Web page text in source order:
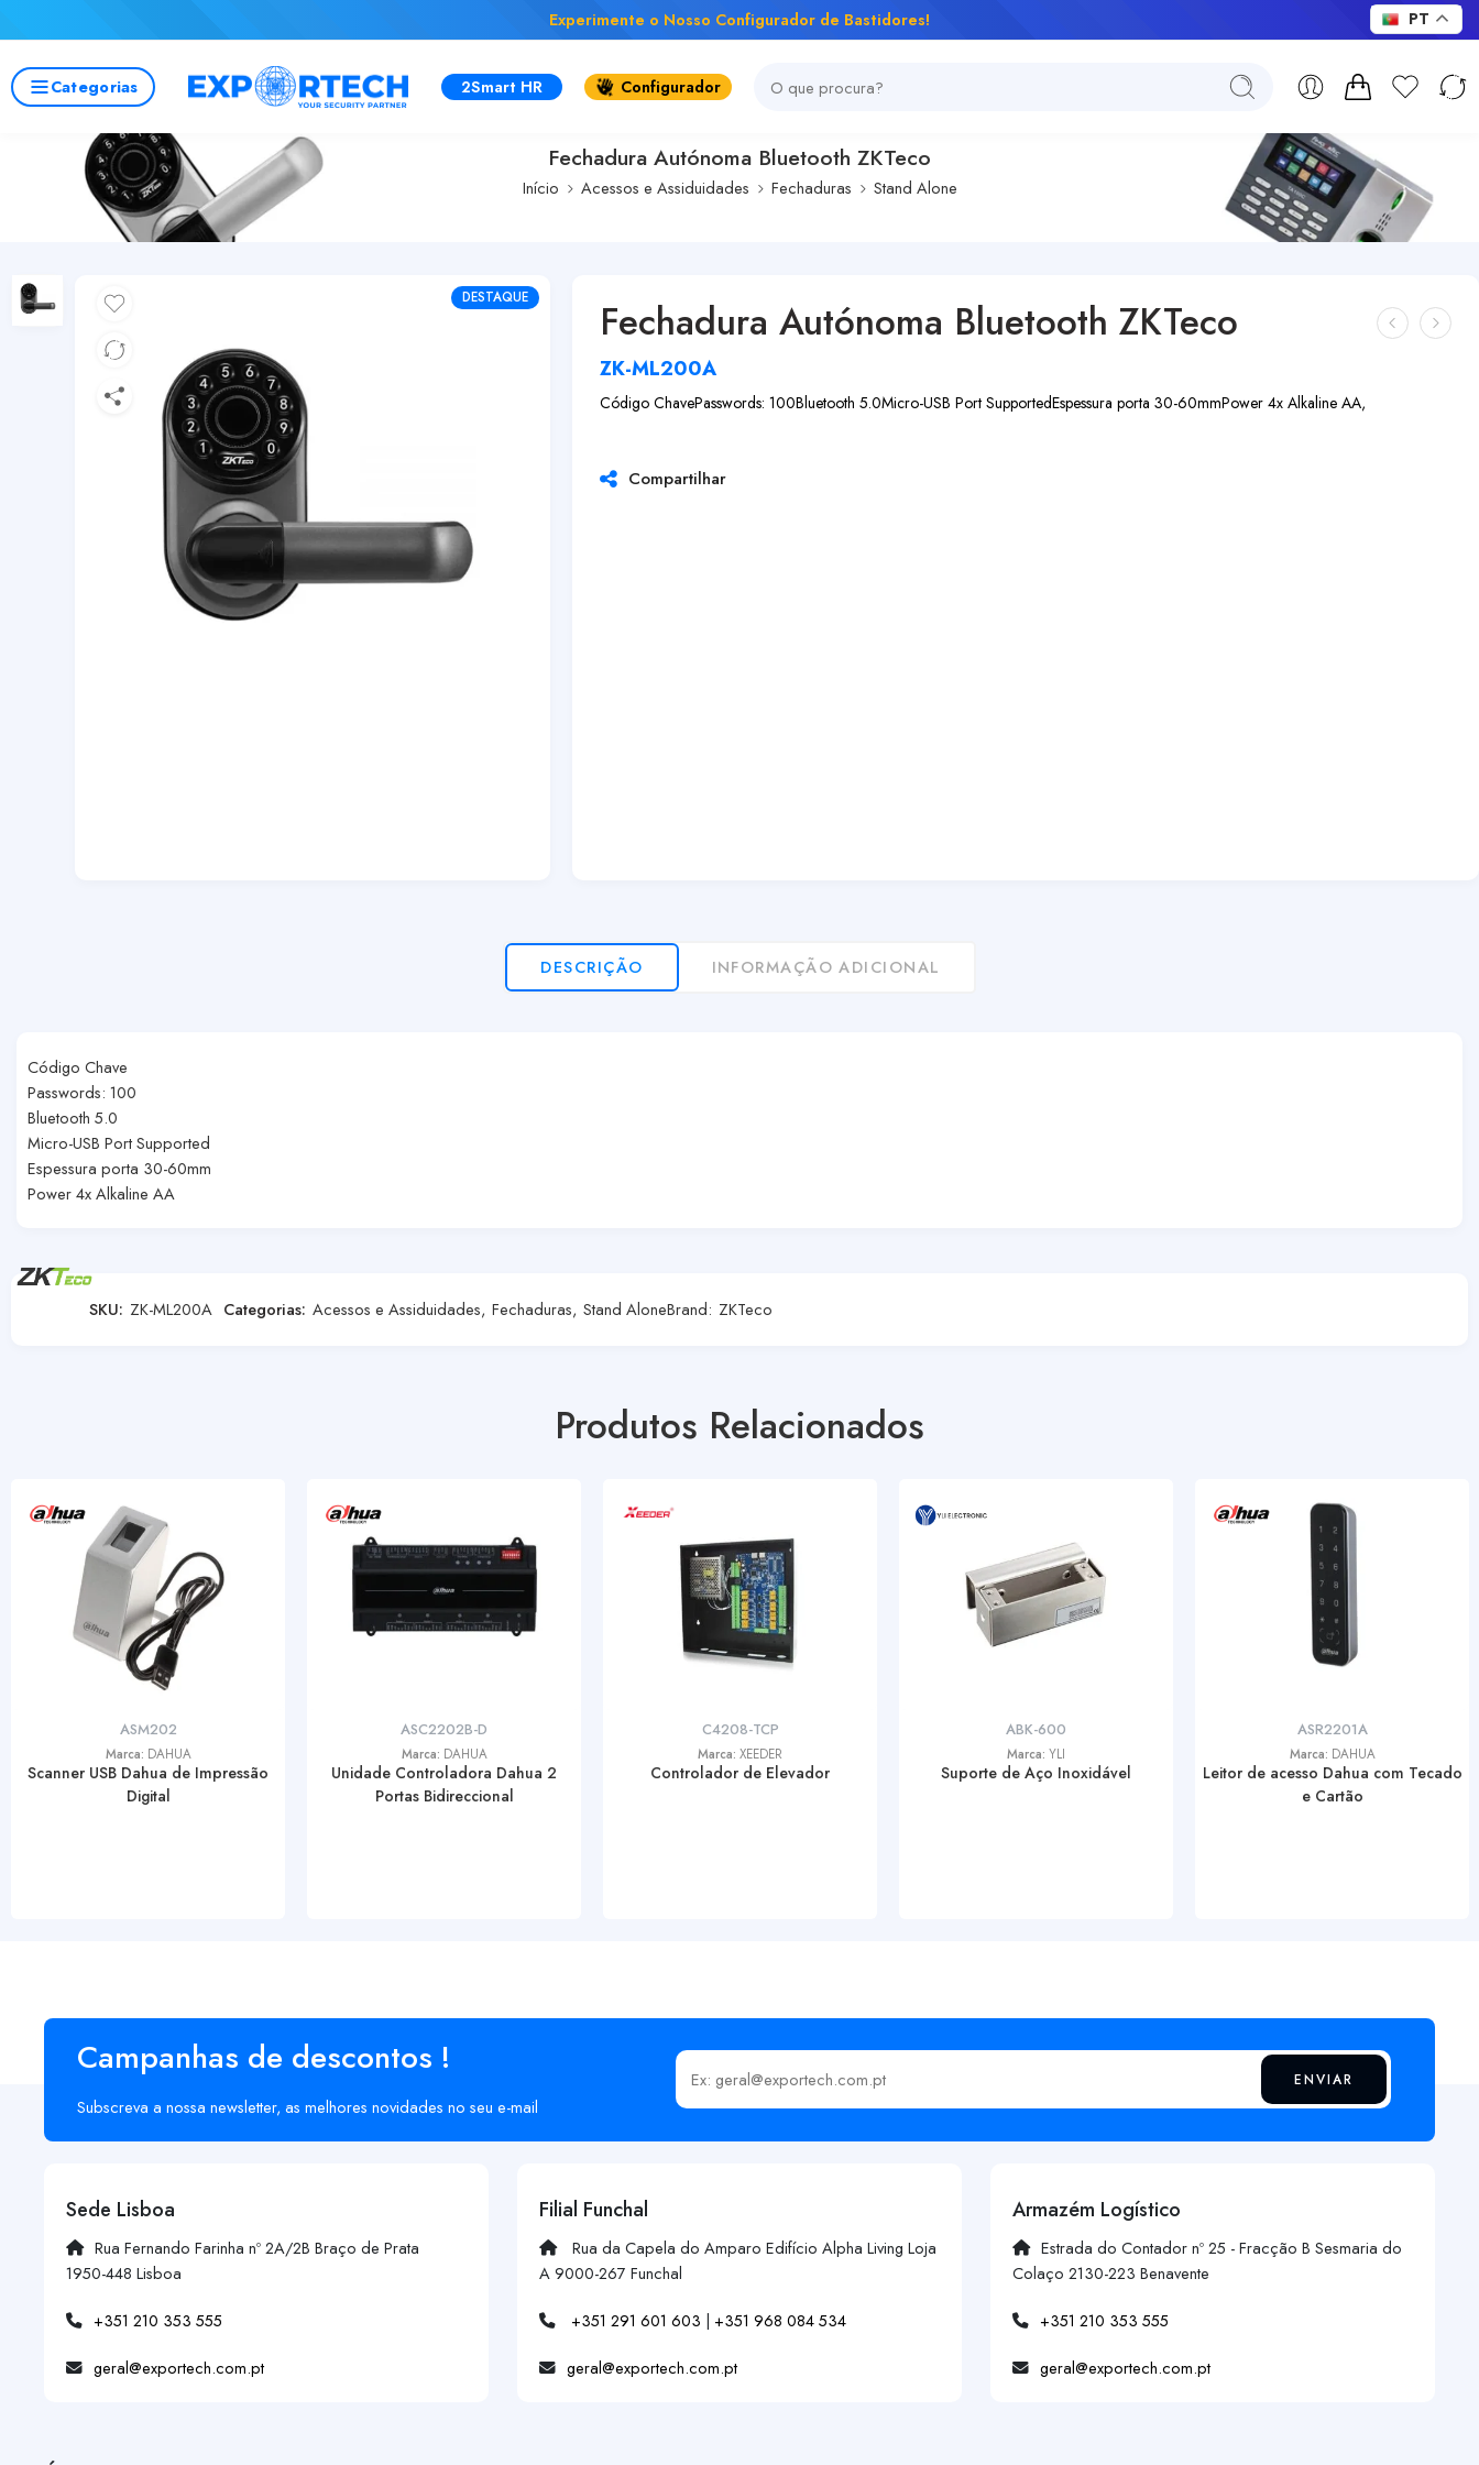
Experimente o Nosso Configurador de Bastidores!
Categorias 2Smart HR Configurador
Fechadura Autónoma Bluetooth ZKTeco
Início Acessos e Assiduidades Fechaduras Stand Alone
DESTAQUE Fechadura Autónoma Bluetooth ZKTeco
ZK-ML200A
Código ChavePasswords: 100Bluetooth 5.0Micro-USB Port SupportedEspessura porta 30-60mmPower 4x Alkaline AA,
Compartilhar
DESCRIÇÃO INFORMAÇÃO ADICIONAL
Código Chave
Passwords: 100
Bluetooth 5.0
Micro-USB Port Supported
Espessura porta 30-60mm
Power 4x Alkaline AA
SKU: ZK-ML200A Categorias: Acessos e Assiduidades, Fechaduras, Stand AloneBrand: ZKTeco
Produtos Relacionados
ASM202
Marca: DAHUA
Scanner USB Dahua de Impressão
Digital
ASC2202B-D
Marca: DAHUA
Unidade Controladora Dahua 2
Portas Bidireccional
C4208-TCP
Marca: XEEDER
Controlador de Elevador
ABK-600
Marca: YLI
Suporte de Aço Inoxidável
ASR2201A
Marca: DAHUA
Leitor de acesso Dahua com Tecado
e Cartão
Campanhas de descontos !
Subscreva a nossa newsletter, as melhores novidades no seu e-mail
Insira o seu email ENVIAR
Sede Lisboa
Rua Fernando Farinha nº 2A/2B Braço de Prata
1950-448 Lisboa
+351 210 353 555
geral@exportech.com.pt
Filial Funchal
Rua da Capela do Amparo Edifício Alpha Living Loja
A 9000-267 Funchal
+351 291 601 603 | +351 968 084 534
geral@exportech.com.pt
Armazém Logístico
Estrada do Contador nº 25 - Fracção B Sesmaria do
Colaço 2130-223 Benavente
+351 210 353 555
geral@exportech.com.pt
PT